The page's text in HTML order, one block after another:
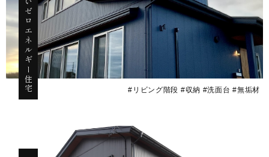
#リビング階段 #収納 #洗面台 #無垢材